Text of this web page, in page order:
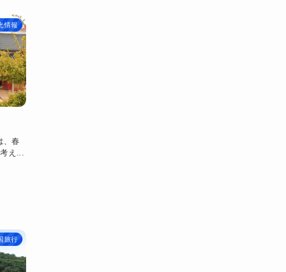
情報
、春
え...
旅行